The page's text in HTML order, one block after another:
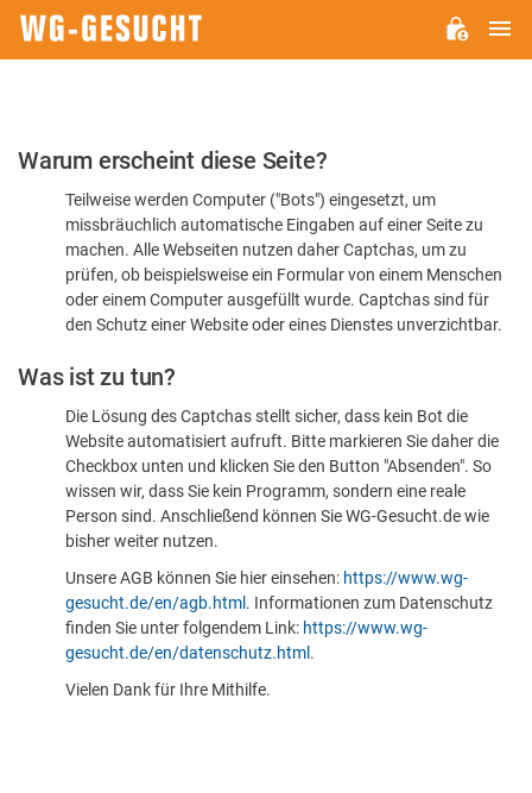
Bitte
dass
sind
Warum erscheint diese Seite?
Teilweise werden Computer ("Bots") eingesetzt, um
missbräuchlich automatische Eingaben auf einer Seite zu
machen. Alle Webseiten nutzen daher Captchas, um zu
prüfen, ob beispielsweise ein Formular von einem Menschen
oder einem Computer ausgefüllt wurde. Captchas sind für
den Schutz einer Website oder eines Dienstes unverzichtbar.
Was ist zu tun?
Die Lösung des Captchas stellt sicher, dass kein Bot die
Website automatisiert aufruft. Bitte markieren Sie daher die
Checkbox unten und klicken Sie den Button "Absenden". So
wissen wir, dass Sie kein Programm, sondern eine reale
Person sind. Anschließend können Sie WG-Gesucht.de wie
bisher weiter nutzen.
Unsere AGB können Sie hier einsehen: https://www.wg-
gesucht.de/en/agb.html . Informationen zum Datenschutz
finden Sie unter folgendem Link: https://www.wg-
gesucht.de/en/datenschutz.html .
Vielen Dank für Ihre Mithilfe.